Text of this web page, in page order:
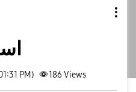
PM) 186 Views